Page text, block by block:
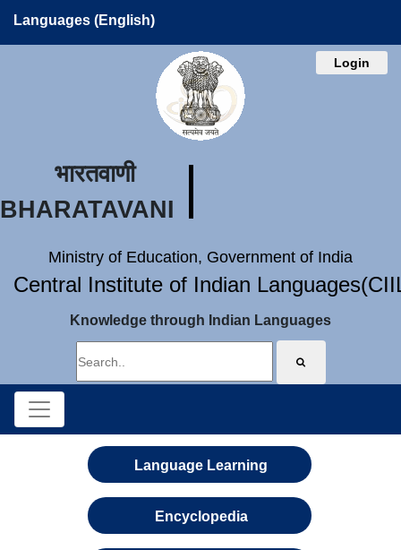
Languages (English)
Login
भारतवाणी
BHARATAVANI
Ministry of Education, Government of India
Central Institute of Indian
Knowledge through Indian Languages
Language Learning
Encyclopedia